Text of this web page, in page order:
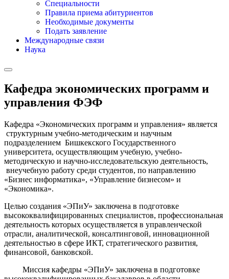
Специальности
Правила приема абитуриентов
Необходимые документы
Подать заявление
Международные связи
Наука
Кафедра экономических программ и
управления ФЭФ
Кафедра «Экономических программ и управления» является
структурным учебно-методическим и научным
подразделением Бишкекского Государственного
университета, осуществляющим учебную, учебно-
методическую и научно-исследовательскую деятельность,
внеучебную работу среди студентов, по направлению
«Бизнес информатика», «Управление бизнесом» и
«Экономика».
Целью создания «ЭПиУ» заключена в подготовке
высококвалифицированных специалистов, профессиональная
деятельность которых осуществляется в управленческой
отрасли, аналитической, консалтинговой, инновационной
деятельностью в сфере ИКТ, стратегического развития,
финансовой, банковской.
Миссия кафедры «ЭПиУ» заключена в подготовке